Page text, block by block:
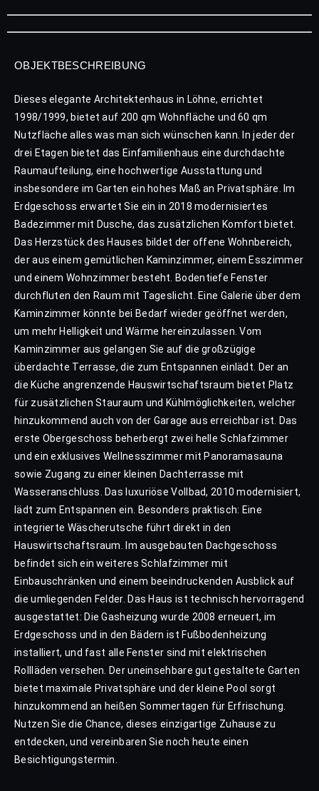
OBJEKTBESCHREIBUNG
Dieses elegante Architektenhaus in Löhne, errichtet
1998/1999, bietet auf 200 qm Wohnfläche und 60 qm
Nutzfläche alles was man sich wünschen kann. In jeder der
drei Etagen bietet das Einfamilienhaus eine durchdachte
Raumaufteilung, eine hochwertige Ausstattung und
insbesondere im Garten ein hohes Maß an Privatsphäre. Im
Erdgeschoss erwartet Sie ein in 2018 modernisiertes
Badezimmer mit Dusche, das zusätzlichen Komfort bietet.
Das Herzstück des Hauses bildet der offene Wohnbereich,
der aus einem gemütlichen Kaminzimmer, einem Esszimmer
und einem Wohnzimmer besteht. Bodentiefe Fenster
durchfluten den Raum mit Tageslicht. Eine Galerie über dem
Kaminzimmer könnte bei Bedarf wieder geöffnet werden,
um mehr Helligkeit und Wärme hereinzulassen. Vom
Kaminzimmer aus gelangen Sie auf die großzügige
überdachte Terrasse, die zum Entspannen einlädt. Der an
die Küche angrenzende Hauswirtschaftsraum bietet Platz
für zusätzlichen Stauraum und Kühlmöglichkeiten, welcher
hinzukommend auch von der Garage aus erreichbar ist. Das
erste Obergeschoss beherbergt zwei helle Schlafzimmer
und ein exklusives Wellnesszimmer mit Panoramasauna
sowie Zugang zu einer kleinen Dachterrasse mit
Wasseranschluss. Das luxuriöse Vollbad, 2010 modernisiert,
lädt zum Entspannen ein. Besonders praktisch: Eine
integrierte Wäscherutsche führt direkt in den
Hauswirtschaftsraum. Im ausgebauten Dachgeschoss
befindet sich ein weiteres Schlafzimmer mit
Einbauschränken und einem beeindruckenden Ausblick auf
die umliegenden Felder. Das Haus ist technisch hervorragend
ausgestattet: Die Gasheizung wurde 2008 erneuert, im
Erdgeschoss und in den Bädern ist Fußbodenheizung
installiert, und fast alle Fenster sind mit elektrischen
Rollläden versehen. Der uneinsehbare gut gestaltete Garten
bietet maximale Privatsphäre und der kleine Pool sorgt
hinzukommend an heißen Sommertagen für Erfrischung.
Nutzen Sie die Chance, dieses einzigartige Zuhause zu
entdecken, und vereinbaren Sie noch heute einen
Besichtigungstermin.